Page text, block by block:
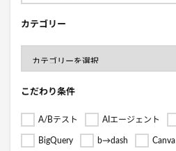
カテゴリー
こだわり条件
A/Bテスト AIエージェント
BigQuery b→dash Canva